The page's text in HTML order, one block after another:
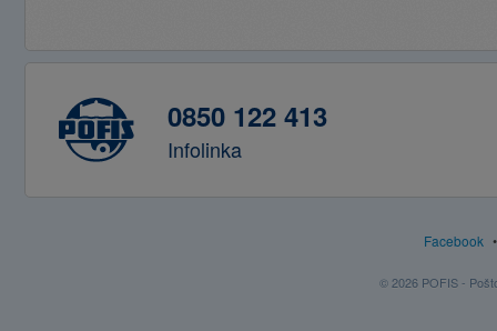
0850 122 413
Infolinka
Facebook
© 2026 POFIS -